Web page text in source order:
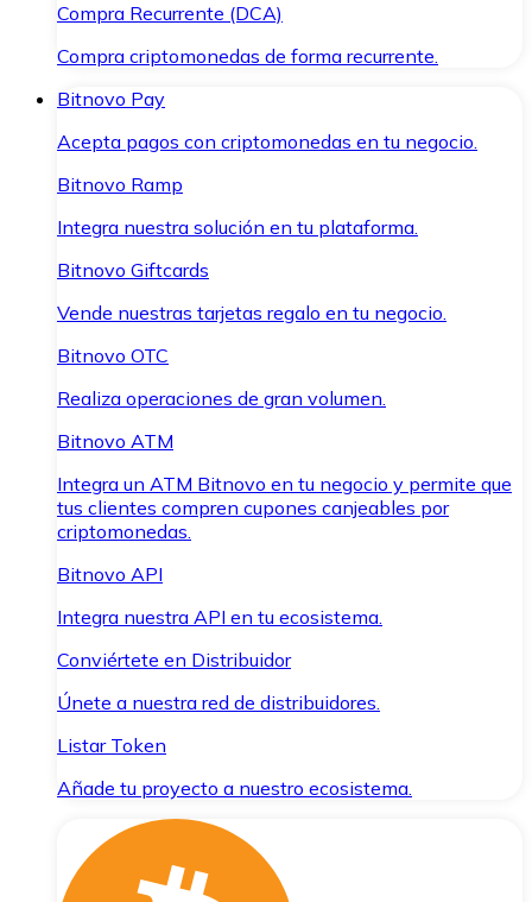
Compra Recurrente (DCA)
Compra criptomonedas de forma recurrente.
Bitnovo Pay
Acepta pagos con criptomonedas en tu negocio.
Bitnovo Ramp
Integra nuestra solución en tu plataforma.
Bitnovo Giftcards
Vende nuestras tarjetas regalo en tu negocio.
Bitnovo OTC
Realiza operaciones de gran volumen.
Bitnovo ATM
Integra un ATM Bitnovo en tu negocio y permite que
tus clientes compren cupones canjeables por
criptomonedas.
Bitnovo API
Integra nuestra API en tu ecosistema.
Conviértete en Distribuidor
Únete a nuestra red de distribuidores.
Listar Token
Añade tu proyecto a nuestro ecosistema.